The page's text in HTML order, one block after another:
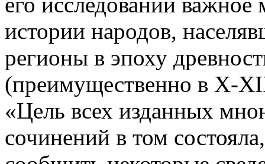
истории народов,
регионы в эпоху
(преимущественно в Х-
«Цель всех изданных
сочинений в том